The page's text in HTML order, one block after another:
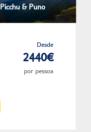
& Puno
Desde
2440€
por pessoa